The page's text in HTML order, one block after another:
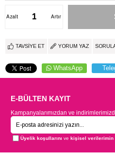
Artır
Azalt
TAVSIYE ET YORUM YAZ
WhatsApp
E-BÜLTEN KAYIT
Kampanyalarımızdan ve
Üyelik koşullarını vekişisel verilerimin